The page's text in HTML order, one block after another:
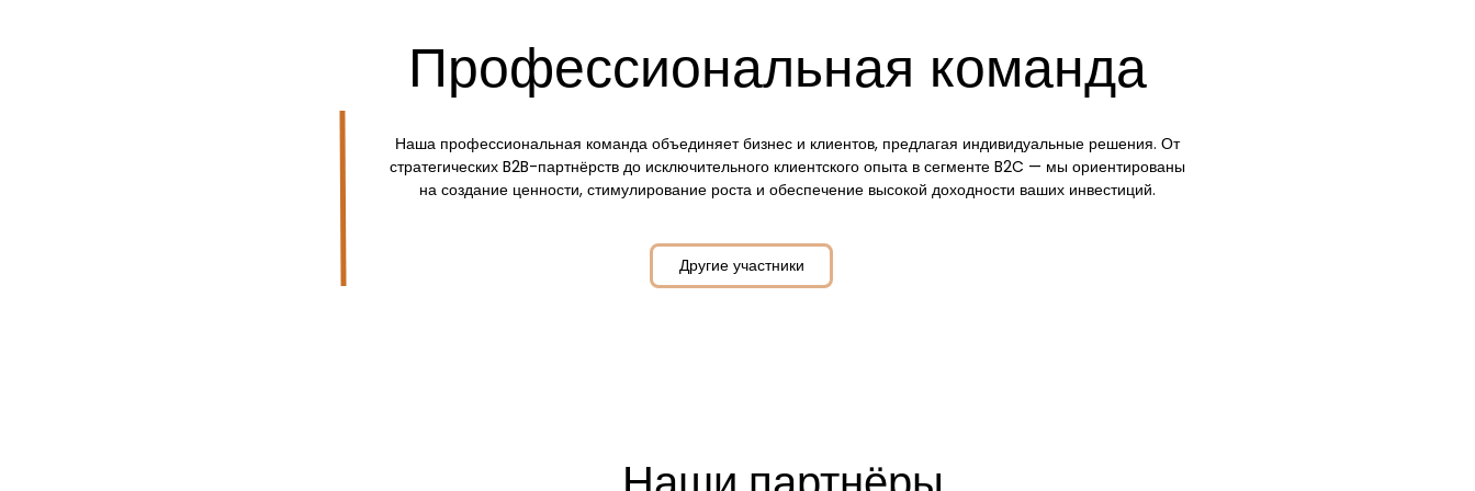
Профессиональная команда
Наша профессиональная команда объединяет бизнес и клиентов, предлагая индивидуальные решения. От
стратегических B2B-партнёрств до исключительного клиентского опыта в сегменте B2C — мы ориентированы
на создание ценности, стимулирование роста и обеспечение высокой доходности ваших инвестиций.
Другие участники